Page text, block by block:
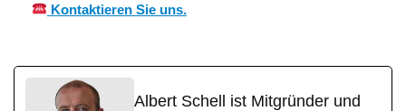
Kontaktieren Sie uns.
Albert Schell ist Mitgründer und